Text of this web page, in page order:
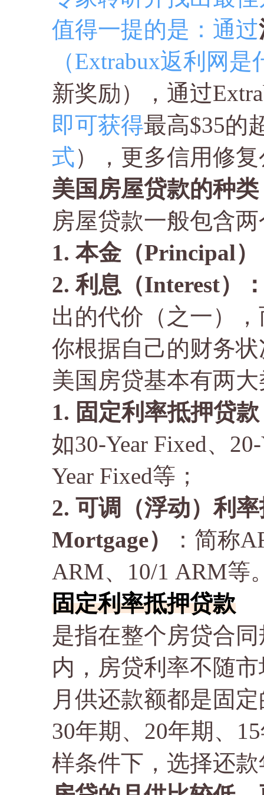
值得一提的是：通过
（Extrabux返利网是
新奖励），通过
即可获得最高$35的
式），更多信用修
美国房屋贷款的种类
房屋贷款一般包含
1. 本金（Principal）
2. 利息（Interest）
出的代价（之一）
你根据自己的财务
美国房贷基本有两
1. 固定利率抵押贷
如30-Year Fixed、
Year Fixed等；
2. 可调（浮动）利
Mortgage）
：简称
ARM、10/1 ARM等
固定利率抵押贷款
是指在整个房贷合
内，房贷利率不随
月供还款额都是固
30年期、20年期、
样条件下，选择还